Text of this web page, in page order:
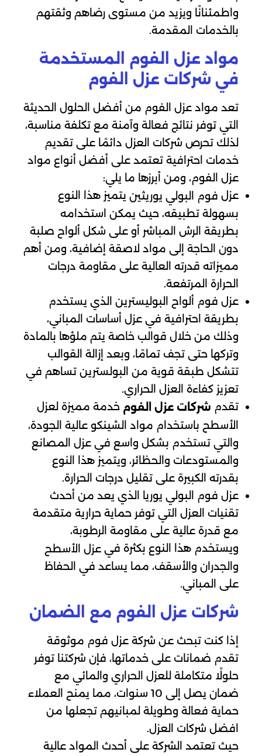
واطمئنانًا ويزيد من مستوى رضاهم وثقتهم
بالخدمات المقدمة.
مواد عزل الفوم المستخدمة
في شركات عزل الفوم
تعد مواد عزل الفوم من أفضل الحلول الحديثة
التي توفر نتائج فعالة وآمنة مع تكلفة مناسبة،
لذلك تحرص شركات العزل دائمًا على تقديم
خدمات احترافية تعتمد على أفضل أنواع مواد
عزل الفوم، ومن أبرزها ما يلي:
عزل فوم البولي يوريثين يتميز هذا النوع
بسهولة تطبيقه، حيث يمكن استخدامه
بطريقة الرش المباشر أو على شكل ألواح صلبة
دون الحاجة إلى مواد لاصقة إضافية، ومن أهم
مميزاته قدرته العالية على مقاومة درجات
الحرارة المرتفعة.
عزل فوم ألواح البوليسترين الذي يستخدم
بطريقة احترافية في عزل أساسات المباني،
وذلك من خلال قوالب خاصة يتم ملؤها بالمادة
وتركها حتى تجف تمامًا، وبعد إزالة القوالب
تتشكل طبقة قوية من البولسترين تساهم في
تعزيز كفاءة العزل الحراري.
تقدم شركات عزل الفوم خدمة مميزة لعزل
الأسطح باستخدام مواد الشينكو عالية الجودة،
والتي تستخدم بشكل واسع في عزل المصانع
والمستودعات والحظائر، ويتميز هذا النوع
بقدرته الكبيرة على تقليل درجات الحرارة.
عزل فوم البولي يوريا الذي يعد من أحدث
تقنيات العزل التي توفر حماية حرارية متقدمة
مع قدرة عالية على مقاومة الرطوبة،
ويستخدم هذا النوع بكثرة في عزل الأسطح
والجدران والأسقف، مما يساعد في الحفاظ
على المباني.
شركات عزل الفوم مع الضمان
إذا كنت تبحث عن شركة عزل فوم موثوقة
تقدم ضمانات على خدماتها، فإن شركتنا توفر
حلولًا متكاملة للعزل الحراري والمائي مع
ضمان يصل إلى 10 سنوات، مما يمنح العملاء
حماية فعالة وطويلة لمبانيهم تجعلها من
افضل شركات العزل.
حيث تعتمد الشركة على أحدث المواد عالية